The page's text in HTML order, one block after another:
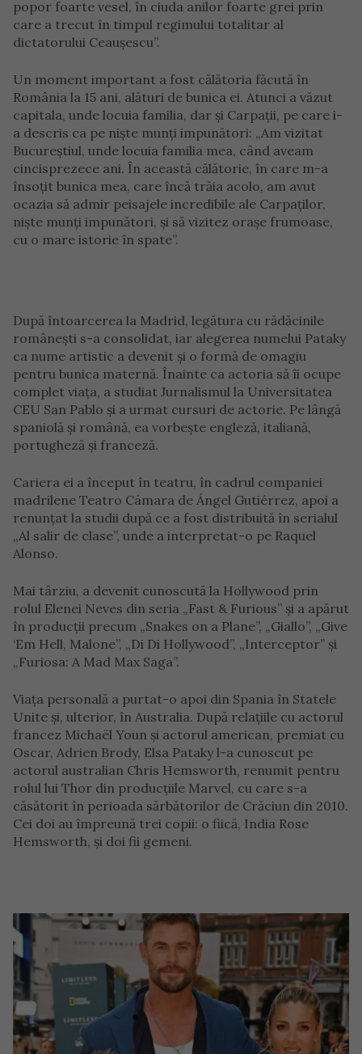
popor foarte vesel, în ciuda anilor foarte grei prin
care a trecut în timpul regimului totalitar al
dictatorului Ceaușescu”.
Un moment important a fost călătoria făcută în
România la 15 ani, alături de bunica ei. Atunci a văzut
capitala, unde locuia familia, dar și Carpații, pe care i-
a descris ca pe niște munți impunători: „Am vizitat
Bucureștiul, unde locuia familia mea, când aveam
cincisprezece ani. În această călătorie, în care m-a
însoțit bunica mea, care încă trăia acolo, am avut
ocazia să admir peisajele incredibile ale Carpaților,
niște munți impunători, și să vizitez orașe frumoase,
cu o mare istorie în spate”.
După întoarcerea la Madrid, legătura cu rădăcinile
românești s-a consolidat, iar alegerea numelui Pataky
ca nume artistic a devenit și o formă de omagiu
pentru bunica maternă. Înainte ca actoria să îi ocupe
complet viața, a studiat Jurnalismul la Universitatea
CEU San Pablo și a urmat cursuri de actorie. Pe lângă
spaniolă și română, ea vorbește engleză, italiană,
portugheză și franceză.
Cariera ei a început în teatru, în cadrul companiei
madrilene Teatro Cámara de Ángel Gutiérrez, apoi a
renunțat la studii după ce a fost distribuită în serialul
„Al salir de clase”, unde a interpretat-o pe Raquel
Alonso.
Mai târziu, a devenit cunoscută la Hollywood prin
rolul Elenei Neves din seria „Fast & Furious” și a apărut
în producții precum „Snakes on a Plane”, „Giallo”, „Give
‘Em Hell, Malone”, „Di Di Hollywood”, „Interceptor” și
„Furiosa: A Mad Max Saga”.
Viața personală a purtat-o apoi din Spania în Statele
Unite și, ulterior, în Australia. După relațiile cu actorul
francez Michaël Youn și actorul american, premiat cu
Oscar, Adrien Brody, Elsa Pataky l-a cunoscut pe
actorul australian Chris Hemsworth, renumit pentru
rolul lui Thor din producțiile Marvel, cu care s-a
căsătorit în perioada sărbătorilor de Crăciun din 2010.
Cei doi au împreună trei copii: o fiică, India Rose
Hemsworth, și doi fii gemeni.